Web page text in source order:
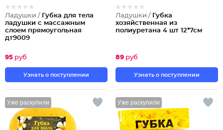
Ладушки / Губка для тела
ладушки с массажным
слоем прямоугольная
дт9009
95 руб
Узнать о поступлении
Ладушки / Губка
хозяйственная из
полиуретана 4 шт 12*7см
89 руб
Узнать о поступлении
Уже раскупили Уже раскупили